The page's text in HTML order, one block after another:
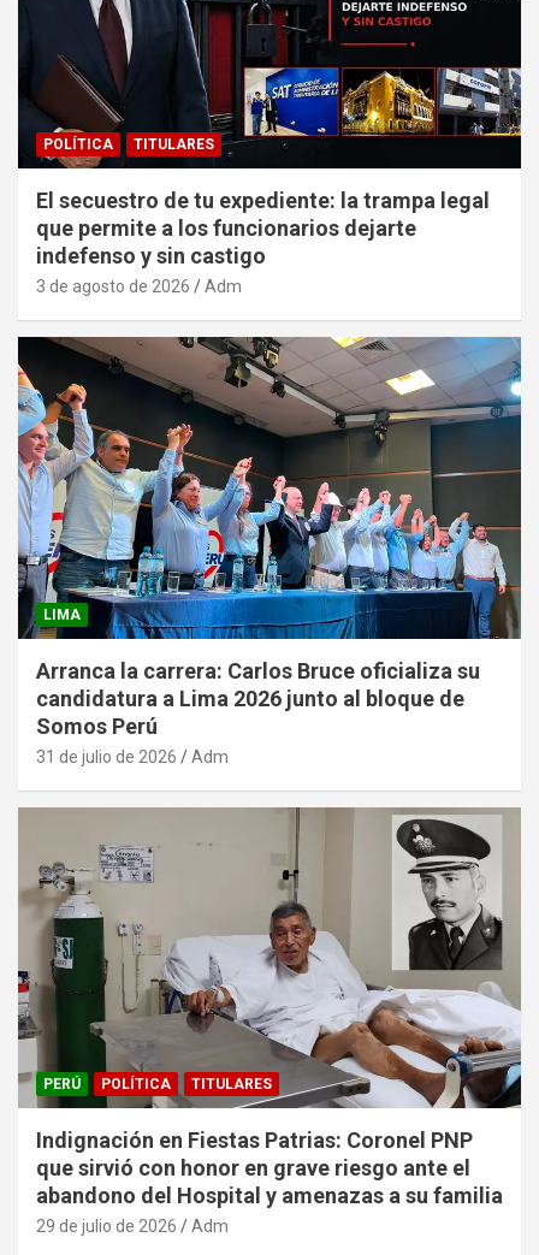
POLÍTICA TITULARES
El secuestro de tu expediente: la trampa legal
que permite a los funcionarios dejarte
indefenso y sin castigo
3 de agosto de 2026 Adm
LIMA
Arranca la carrera: Carlos Bruce oficializa su
candidatura a Lima 2026 junto al bloque de
Somos Perú
31 de julio de 2026 Adm
PERÚ POLÍTICA TITULARES
Indignación en Fiestas Patrias: Coronel PNP
que sirvió con honor en grave riesgo ante el
abandono del Hospital y amenazas a su familia
29 de julio de 2026 Adm